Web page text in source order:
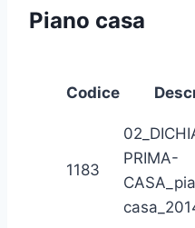
Piano casa
Codice
1183
PRIMA-